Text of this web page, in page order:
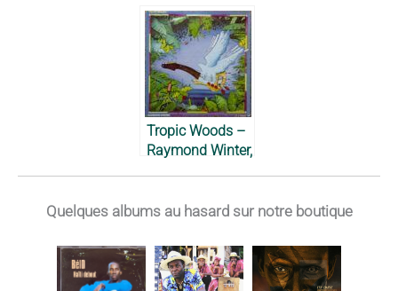
Latins des
Antilles – 2001
Moïse Crespy
‘Beco’, 1979
Tropic Woods –
Raymond Winter,
Quelques albums au hasard sur notre boutique